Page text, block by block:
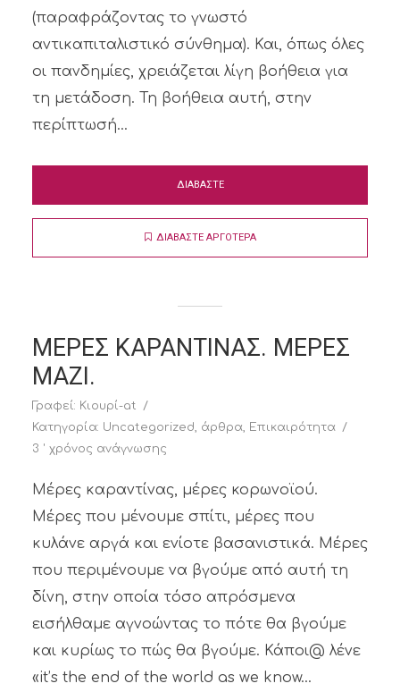
(παραφράζοντας το γνωστό
αντικαπιταλιστικό σύνθημα). Και, όπως όλες
οι πανδημίες, χρειάζεται λίγη βοήθεια για
τη μετάδοση. Τη βοήθεια αυτή, στην
περίπτωσή...
ΔΙΑΒΑΣΤΕ
ΔΙΑΒΑΣΤΕ ΑΡΓΟΤΕΡΑ
ΜΕΡΕΣ ΚΑΡΑΝΤΙΝΑΣ. ΜΕΡΕΣ
ΜΑΖΙ.
Γραφεί: Κιουρί-at
Κατηγορία: Uncategorized, άρθρα, Επικαιρότητα
3 ' χρόνος ανάγνωσης
Μέρες καραντίνας, μέρες κορωνοϊού.
Μέρες που μένουμε σπίτι, μέρες που
κυλάνε αργά και ενίοτε βασανιστικά. Μέρες
που περιμένουμε να βγούμε από αυτή τη
δίνη, στην οποία τόσο απρόσμενα
εισήλθαμε αγνοώντας το πότε θα βγούμε
και κυρίως το πώς θα βγούμε. Κάποι@ λένε
«it’s the end of the world as we know...